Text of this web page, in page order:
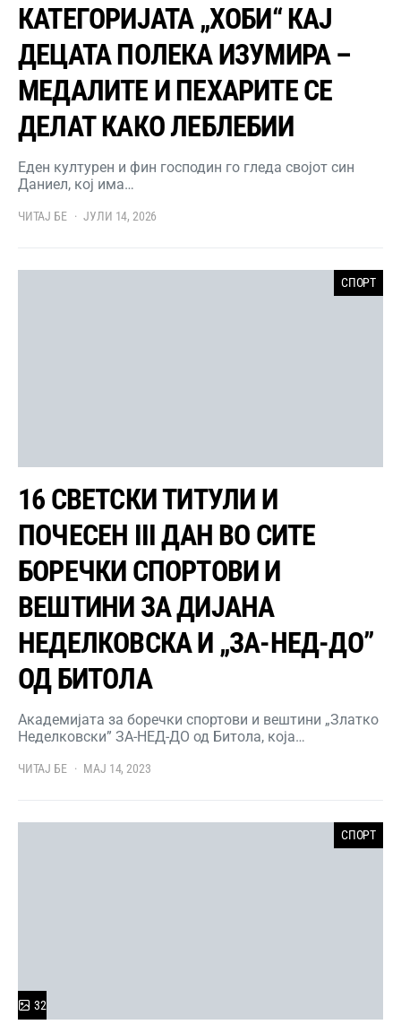
КАТЕГОРИЈАТА „ХОБИ“ КАЈ
ДЕЦАТА ПОЛЕКА ИЗУМИРА –
МЕДАЛИТЕ И ПЕХАРИТЕ СЕ
ДЕЛАТ КАКО ЛЕБЛЕБИИ
Еден културен и фин господин го гледа својот син
Даниел, кој има…
ЧИТАЈ БЕ ЈУЛИ 14, 2026
СПОРТ
16 СВЕТСКИ ТИТУЛИ И
ПОЧЕСЕН III ДАН ВО СИТЕ
БОРЕЧКИ СПОРТОВИ И
ВЕШТИНИ ЗА ДИЈАНА
НЕДЕЛКОВСКА И „ЗА-НЕД-ДО”
ОД БИТОЛА
Академијата за боречки спортови и вештини „Златко
Неделковски” ЗА-НЕД-ДО од Битола, која…
ЧИТАЈ БЕ МАЈ 14, 2023
СПОРТ
32